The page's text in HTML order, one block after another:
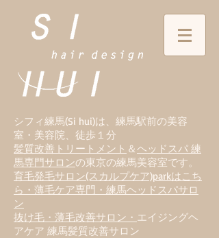
シフィ練馬(Si hui)は、 練馬駅前の美容
室・美容院、徒歩１分
髪質改善トリートメント ＆ヘッドスパ 練
馬専門サロンの東京の練馬美容室です。
育毛発毛サロン(スカルプケア)parkはこち
ら・薄毛ケア専門・練馬ヘッドスパサロ
ン
抜け毛・薄毛改善サロン・ エイジングヘ
アケア 練馬髪質改善サロン